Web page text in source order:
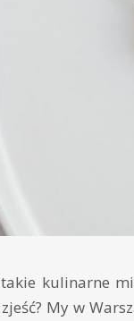
kulinarne
My w